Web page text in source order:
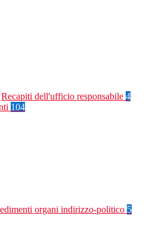
Recapiti dell'ufficio responsabile 4
104
organi indirizzo-politico 5